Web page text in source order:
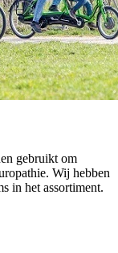
gebruikt om
Wij hebben
in het assortiment.